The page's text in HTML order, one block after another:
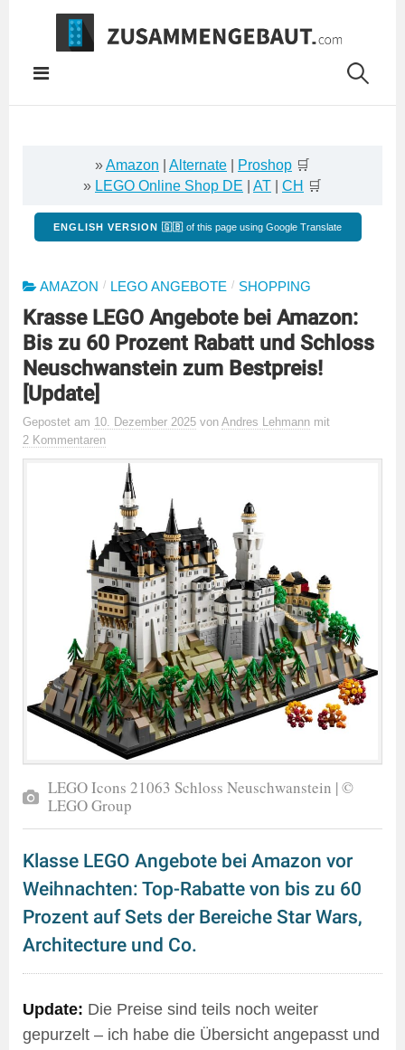
Springe
Inhalt
»Amazon Alternate Proshop 🛒
» LEGO Online Shop DE AT CH 🛒
ENGLISH VERSION 🇬🇧 of this page using Google Translate
AMAZON / LEGO ANGEBOTE / SHOPPING
Krasse LEGO Angebote bei Amazon:
Bis zu 60 Prozent Rabatt und Schloss
Neuschwanstein zum Bestpreis!
[Update]
Gepostet am 10. Dezember 2025 von Andres Lehmann mit
2 Kommentaren
LEGO Icons 21063 Schloss Neuschwanstein | ©
LEGO Group
Klasse LEGO Angebote bei Amazon vor
Weihnachten: Top-Rabatte von bis zu 60
Prozent auf Sets der Bereiche Star Wars,
Architecture und Co.
Update: Die Preise sind teils noch weiter
gepurzelt – ich habe die Übersicht angepasst und